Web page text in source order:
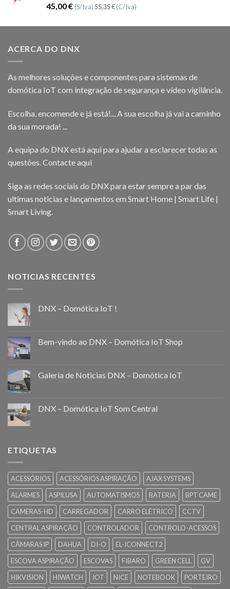
Avaliação
5.00
de 5
45,00€ (S/Iva)55,35€(C/Iva)
ACERCA DO DNX
As melhores soluções e componentes para sistemas de
domótica IoT com integração de segurança e vídeo vigilância.
Escolha, encomende e já está!... A sua escolha já vai a caminho
da sua morada! ...
A equipa do DNX está aqui para ajudar a esclarecer todas as
questões.Contacte aqui
Siga as redes sociais do DNX para estar sempre a par das
ultimas noticias e lançamentos em Smart Home | Smart Life |
Smart Living.
NOTICIAS RECENTES
DNX – Domótica IoT !
Bem-vindo ao DNX – Domótica IoT Shop
Galeria de Noticias DNX – Domótica IoT
DNX – Domótica IoT Som Central
ETIQUETAS
ACESSÓRIOS ACESSÓRIOS ASPIRAÇÃO
AJAX SYSTEMS
ALARMES
ASPILUSA AUTOMATISMOS BATERIA
BPT CAME
CAMERAS-HD
CARREGADOR CARRO ELÉTRICO
CCTV
CENTRAL ASPIRAÇÃO
CONTROLADOR
CONTROLO-ACESSOS
CÂMARAS IP
DAHUA DI-O
EL-ICONNECT2
ESCOVA ASPIRAÇÃO
ESCOVAS FIBARO GREEN CELL
GV
HIKVISION
HIWATCH IOT NICE NOTEBOOK
PORTEIRO